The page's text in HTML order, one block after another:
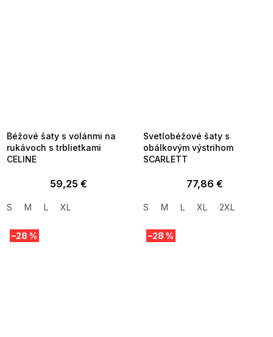
Béžové šaty s volánmi na
rukávoch s trblietkami
CELINE
59,25 €
S M L XL
Svetlobéžové šaty s
obálkovým výstrihom
SCARLETT
77,86 €
S M L XL 2XL
–28 % –28 %